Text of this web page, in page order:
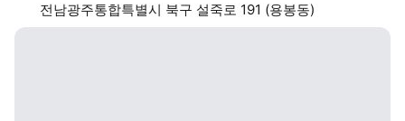
전남광주통합특별시 북구 설죽로 191 (용봉동)